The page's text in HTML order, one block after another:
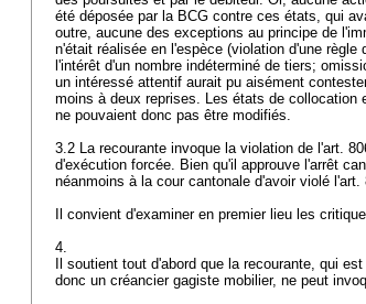
été déposée par la BCG contre ces états, qui
outre, aucune des exceptions au principe de
n'était réalisée en l'espèce (violation d'une
l'intérêt d'un nombre indéterminé de tiers;
un intéressé attentif aurait pu aisément
moins à deux reprises. Les états de
ne pouvaient donc pas être modifiés.
3.2 La recourante invoque la violation de l'art.
d'exécution forcée. Bien qu'il approuve l'arrêt
néanmoins à la cour cantonale d'avoir violé l'art.
Il convient d'examiner en premier lieu les
4.
Il soutient tout d'abord que la recourante, qui
donc un créancier gagiste mobilier, ne peut